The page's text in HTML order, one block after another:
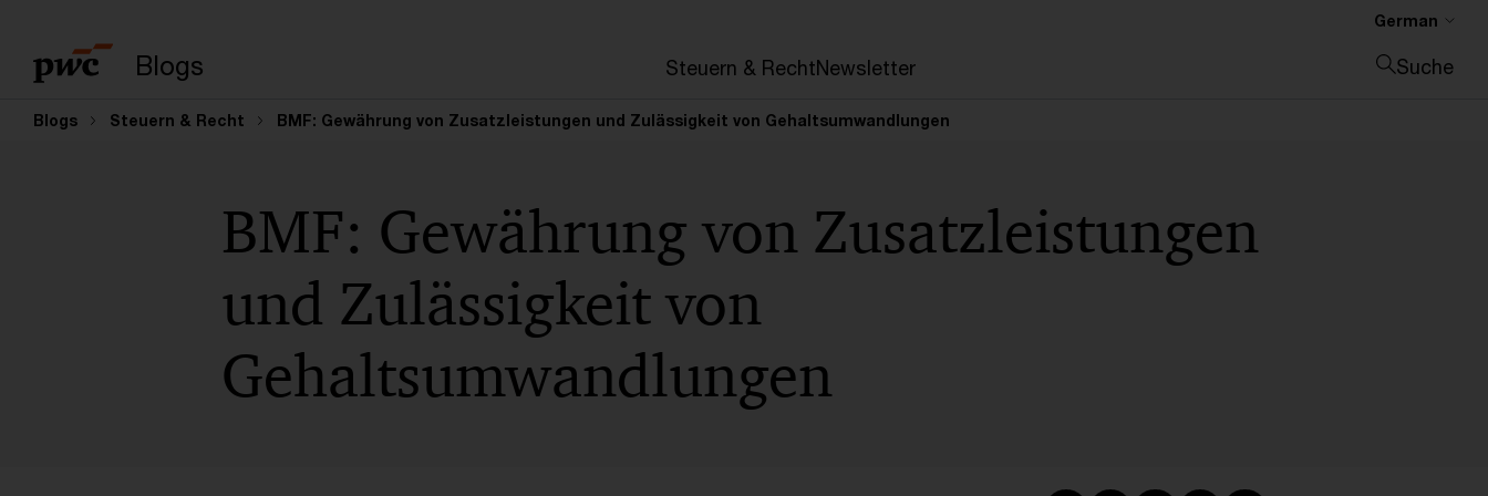
Blogs Steuern & RechtNewsletter
German
Suche
Blogs Steuern & Recht BMF: Gewährung von Zusatzleistungen und Zulässigkeit von Gehaltsumwandlungen
BMF: Gewährung von Zusatzleistungen
und Zulässigkeit von
Gehaltsumwandlungen